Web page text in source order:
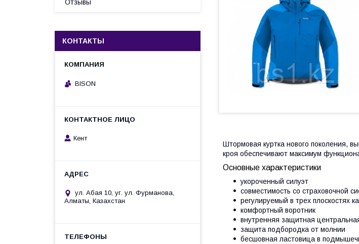
Штормовая куртка нового поколения,
кроя обеспечивают максимум
Основные характеристики
укороченный силуэт
совместимость со страховочной
регулируемый в трех плоскостях
комфортный воротник
внутренняя защитная
защита подбородка от молнии
бесшовная ластовица в
Отзывы
КОНТАКТЫ
BISON
Кент
ул. Абая 10, уг. ул. Фурманова,
Алматы, Казахстан